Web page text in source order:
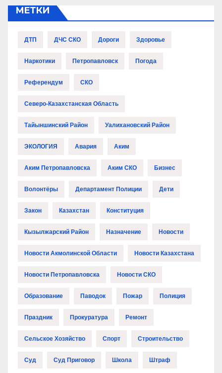
МЕТКИ
ДТП ДЧС СКО Дороги Здоровье
Наркотики Петропавловск Погода
Референдум СКО
Северо-Казахстанская Область
Тайыншинский Район Уалихановский Район
ЭКОЛОГИЯ Авария Аким
Аким Петропавловска Аким СКО Бизнес
Волонтёры Департамент Полиции Дети
Закон Казахстан Конституция
Кызылжарский Район Назначение Новости
Новости Акмолинской Области Новости Казахстана
Новости Петропавловска Новости СКО
Образование Паводок Пожар Полиция
Праздник Прокуратура Ремонт
Сельское Хозяйство Спорт Строительство
Суд Суд Приговор Школа Штраф